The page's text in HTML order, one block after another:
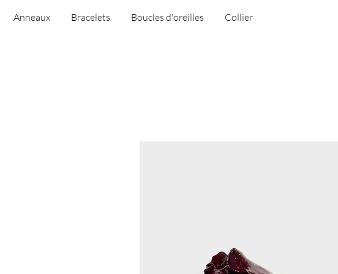
Anneaux Bracelets Boucles d'oreilles Collier